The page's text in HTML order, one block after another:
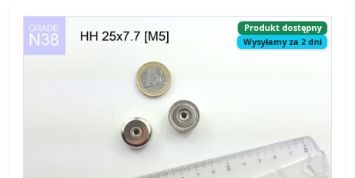
Produkt dostępny
Wysyłamy za 2 dni